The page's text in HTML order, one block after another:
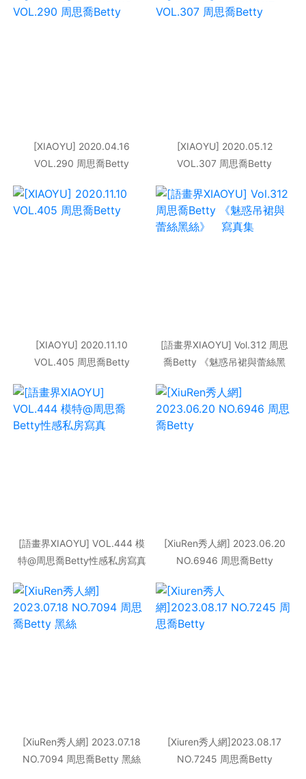
[XIAOYU] 2020.04.16
VOL.290 周思喬Betty
[XIAOYU] 2020.05.12
VOL.307 周思喬Betty
[XIAOYU] 2020.11.10
VOL.405 周思喬Betty
[語畫界XIAOYU] Vol.312 周思
喬Betty 《魅惑吊裙與蕾絲黑
[語畫界XIAOYU] VOL.444 模
特@周思喬Betty性感私房寫真
[XiuRen秀人網] 2023.06.20
NO.6946 周思喬Betty
[XiuRen秀人網] 2023.07.18
NO.7094 周思喬Betty 黑絲
[Xiuren秀人網]2023.08.17
NO.7245 周思喬Betty